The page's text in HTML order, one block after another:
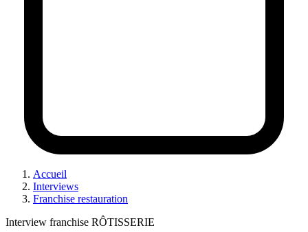
Accueil
Interviews
Franchise restauration
Interview franchise RÔTISSERIE